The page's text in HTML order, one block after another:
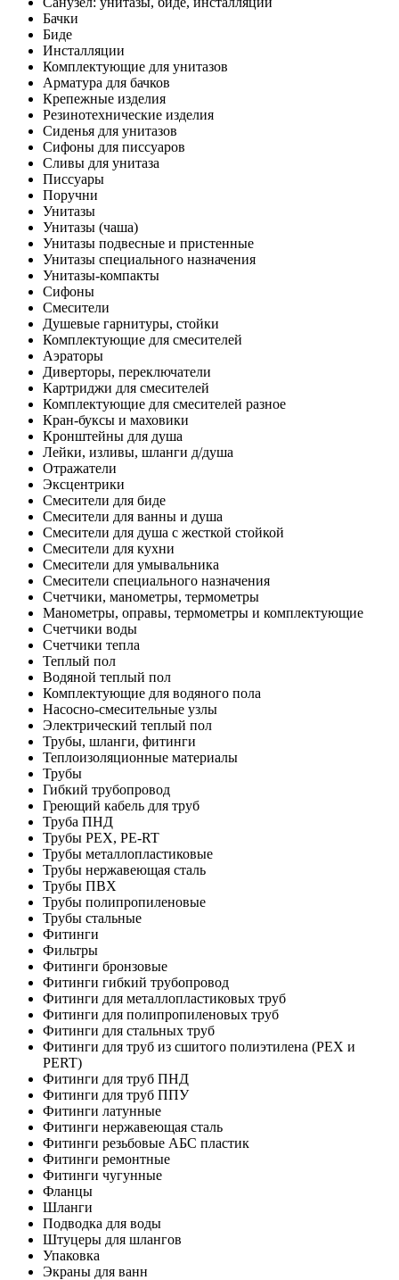
Бачки
Биде
Инсталляции
Комплектующие для унитазов
Арматура для бачков
Крепежные изделия
Резинотехнические изделия
Сиденья для унитазов
Сифоны для писсуаров
Сливы для унитаза
Писсуары
Поручни
Унитазы
Унитазы (чаша)
Унитазы подвесные и пристенные
Унитазы специального назначения
Унитазы-компакты
Сифоны
Смесители
Душевые гарнитуры, стойки
Комплектующие для смесителей
Аэраторы
Диверторы, переключатели
Картриджи для смесителей
Комплектующие для смесителей разное
Кран-буксы и маховики
Кронштейны для душа
Лейки, изливы, шланги д/душа
Отражатели
Эксцентрики
Смесители для биде
Смесители для ванны и душа
Смесители для душа с жесткой стойкой
Смесители для кухни
Смесители для умывальника
Смесители специального назначения
Счетчики, манометры, термометры
Манометры, оправы, термометры и комплектующие
Счетчики воды
Счетчики тепла
Теплый пол
Водяной теплый пол
Комплектующие для водяного пола
Насосно-смесительные узлы
Электрический теплый пол
Трубы, шланги, фитинги
Теплоизоляционные материалы
Трубы
Гибкий трубопровод
Греющий кабель для труб
Труба ПНД
Трубы PEX, PE-RT
Трубы металлопластиковые
Трубы нержавеющая сталь
Трубы ПВХ
Трубы полипропиленовые
Трубы стальные
Фитинги
Фильтры
Фитинги бронзовые
Фитинги гибкий трубопровод
Фитинги для металлопластиковых труб
Фитинги для полипропиленовых труб
Фитинги для стальных труб
Фитинги для труб из сшитого полиэтилена (PEX и
PERT)
Фитинги для труб ПНД
Фитинги для труб ППУ
Фитинги латунные
Фитинги нержавеющая сталь
Фитинги резьбовые АБС пластик
Фитинги ремонтные
Фитинги чугунные
Фланцы
Шланги
Подводка для воды
Штуцеры для шлангов
Упаковка
Экраны для ванн